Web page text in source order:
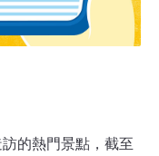
的熱門景點，截至